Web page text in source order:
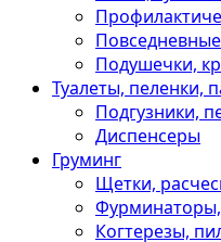
Подушечки,
Туалеты, пеленки,
Подгузники,
Диспенсеры
Груминг
Щетки,
Когтерезы,